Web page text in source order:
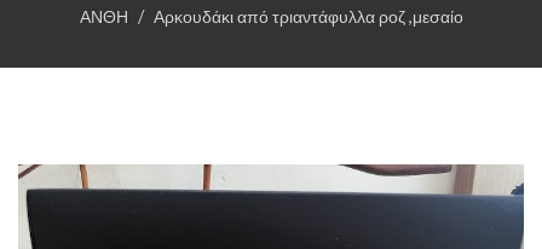
ΑΝΘΗ Αρκουδάκι από τριαντάφυλλα ροζ ,μεσαίο